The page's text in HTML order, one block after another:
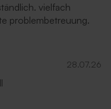
vielfach
problembetreuung.
28.07.26